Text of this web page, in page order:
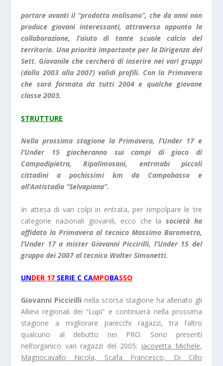
portare avanti il “prodotto molisano”, che da anni non
produce giovani interessanti, attraverso appunto la
collaborazione, l’aiuto di tante scuole calcio del
territorio. Una priorità importante per la Dirigenza del
Sett. Giovanile che cercherà di inserire nei vari gruppi
(dalla 2003 alla 2007) validi profili. Con la Primavera
che sarà formata da tutti 2004 e qualche giovane
classe 2003.
STRUTTURE
Nella prossima stagione la Primavera, l’Under 17 e
l’Under 15 giocheranno sui campi di gioco di
Campodipietra, Ripalimosani, entrmabi piccoli
cittadini a pochissimi km da Campobasso e
all’Antistadio “Selvapiana”.
In attesa di vari colpi in entrata, per rimpolpare le tre
categorie nazionali giovanili, ecco che la società ha
affidato la Primavera al tecnico Massimo Barometro,
l’Under 17 a mister Giovanni Piccirilli, l’Under 15 del
gruppo dei 2007 al tecnico Walter Simonetti.
UNDER 17 SERIE C CAMPOBASSO
Giovanni Piccirilli nella scorsa stagione ha allenato gli
Allievi regionali dei “Lupi” e continuerà nella prossima
stagione a migliorare parecchi ragazzi, tra l’altro
qualcuno al debutto nei PRO. Sono presenti
nell’organico vari ragazzi del 2005: Iacovetta Michele,
Magnocavallo Nicola, Scafa Francesco, Di Cillo